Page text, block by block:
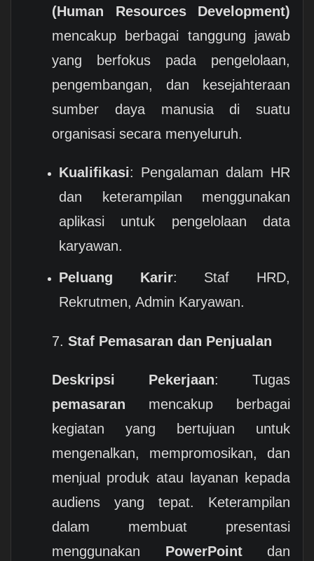
(Human Resources Development)
mencakup berbagai tanggung jawab
yang berfokus pada pengelolaan,
pengembangan, dan kesejahteraan
sumber daya manusia di suatu
organisasi secara menyeluruh.
Kualifikasi: Pengalaman dalam HR
dan keterampilan menggunakan
aplikasi untuk pengelolaan data
karyawan.
Peluang Karir: Staf HRD,
Rekrutmen, Admin Karyawan.
7. Staf Pemasaran dan Penjualan
Deskripsi Pekerjaan: Tugas
pemasaran mencakup berbagai
kegiatan yang bertujuan untuk
mengenalkan, mempromosikan, dan
menjual produk atau layanan kepada
audiens yang tepat. Keterampilan
dalam membuat presentasi
menggunakan PowerPointdan